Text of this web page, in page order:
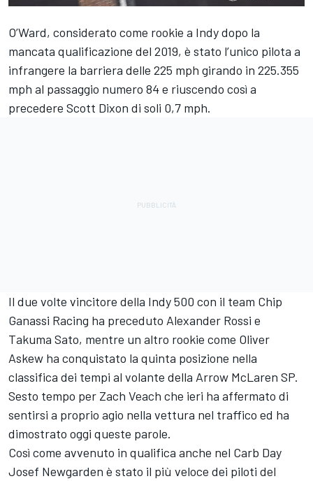
O’Ward, considerato come rookie a Indy dopo la
mancata qualificazione del 2019, è stato l’unico pilota a
infrangere la barriera delle 225 mph girando in 225.355
mph al passaggio numero 84 e riuscendo così a
precedere Scott Dixon di soli 0,7 mph.
Il due volte vincitore della Indy 500 con il team Chip
Ganassi Racing ha preceduto Alexander Rossi e
Takuma Sato, mentre un altro rookie come Oliver
Askew ha conquistato la quinta posizione nella
classifica dei tempi al volante della Arrow McLaren SP.
Sesto tempo per Zach Veach che ieri ha affermato di
sentirsi a proprio agio nella vettura nel traffico ed ha
dimostrato oggi queste parole.
Così come avvenuto in qualifica anche nel Carb Day
Josef Newgarden è stato il più veloce dei piloti del